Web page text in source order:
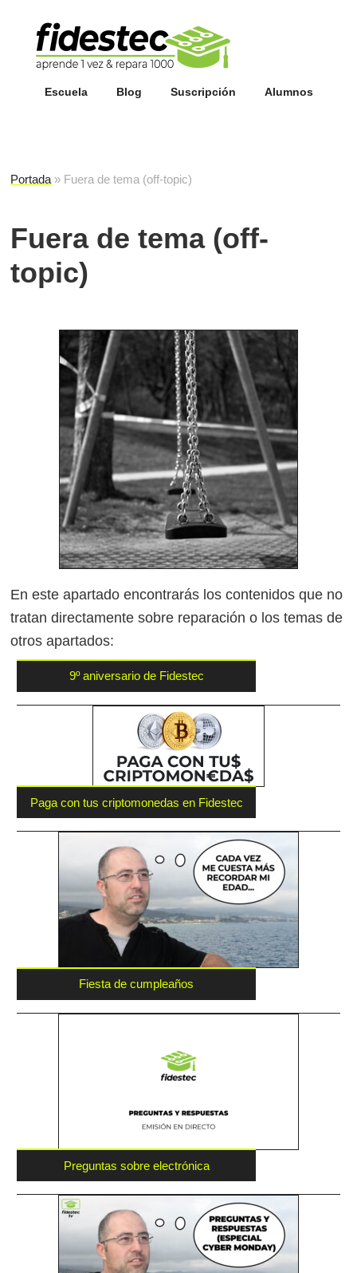
Escuela Blog Suscripción Alumnos
Portada » Fuera de tema (off-topic)
Fuera de tema (off-
topic)
En este apartado encontrarás los contenidos que no
tratan directamente sobre reparación o los temas de
otros apartados:
9º aniversario de Fidestec
Paga con tus criptomonedas en Fidestec
Fiesta de cumpleaños
Preguntas sobre electrónica